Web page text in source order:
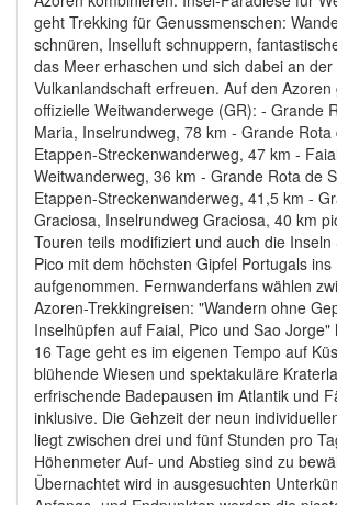
geht Trekking für Genussmenschen:
schnüren, Inselluft schnuppern,
das Meer erhaschen und sich dabei an
Vulkanlandschaft erfreuen. Auf den
offizielle Weitwanderwege (GR): - Grande
Maria, Inselrundweg, 78 km - Grande
Etappen-Streckenwanderweg, 47 km -
Weitwanderweg, 36 km - Grande Rota de
Etappen-Streckenwanderweg, 41,5 km -
Graciosa, Inselrundweg Graciosa, 40 km
Touren teils modifiziert und auch die Inseln
Pico mit dem höchsten Gipfel Portugals ins
aufgenommen. Fernwanderfans wählen
Azoren-Trekkingreisen: "Wandern ohne
Inselhüpfen auf Faial, Pico und Sao
16 Tage geht es im eigenen Tempo auf
blühende Wiesen und spektakuläre
erfrischende Badepausen im Atlantik und
inklusive. Die Gehzeit der neun
liegt zwischen drei und fünf Stunden pro
Höhenmeter Auf- und Abstieg sind zu
Übernachtet wird in ausgesuchten